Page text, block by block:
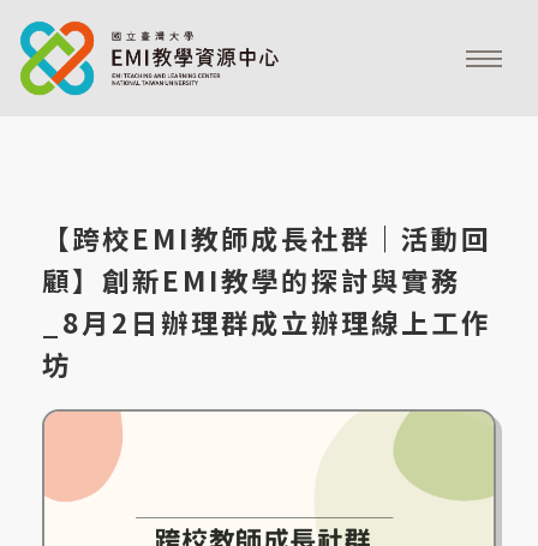
【跨校EMI教師成長社群｜活動回
顧】創新EMI教學的探討與實務
_8月2日辦理群成立辦理線上工作
坊